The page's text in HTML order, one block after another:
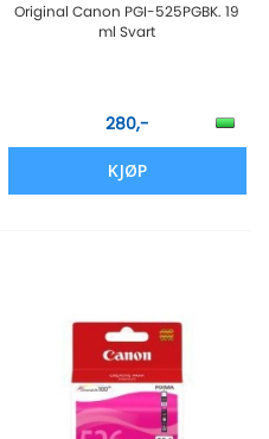
Original Canon PGI-525PGBK. 19
ml Svart
280,-
KJØP